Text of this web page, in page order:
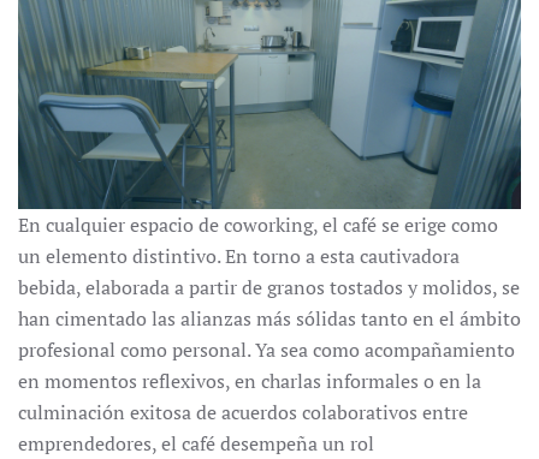
En cualquier espacio de coworking, el café se erige como
un elemento distintivo. En torno a esta cautivadora
bebida, elaborada a partir de granos tostados y molidos, se
han cimentado las alianzas más sólidas tanto en el ámbito
profesional como personal. Ya sea como acompañamiento
en momentos reflexivos, en charlas informales o en la
culminación exitosa de acuerdos colaborativos entre
emprendedores, el café desempeña un rol